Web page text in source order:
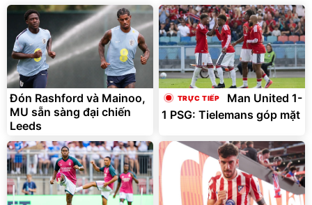
Lót ghế ôtô, nâng lưng
chống nóng giúp thoải mái
trong di chuyển
295.000đ
Đã bán nhiều
Đón Rashford và Mainoo,
MU sẵn sàng đại chiến
Leeds
1 PSG: Tielemans góp mặt